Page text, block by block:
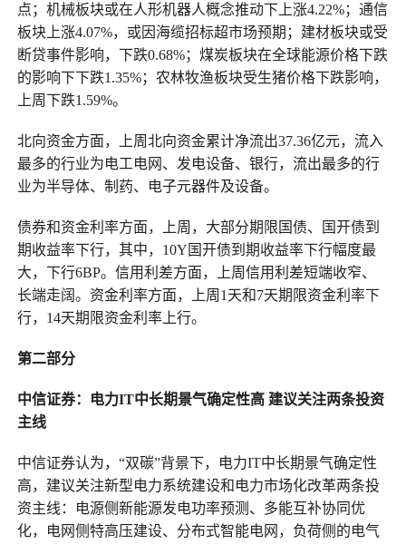
点；机械板块或在人形机器人概念推动下上涨4.22%；通信
板块上涨4.07%，或因海缆招标超市场预期；建材板块或受
断贷事件影响，下跌0.68%；煤炭板块在全球能源价格下跌
的影响下下跌1.35%；农林牧渔板块受生猪价格下跌影响，
上周下跌1.59%。
北向资金方面，上周北向资金累计净流出37.36亿元，流入
最多的行业为电工电网、发电设备、银行，流出最多的行
业为半导体、制药、电子元器件及设备。
债券和资金利率方面，上周，大部分期限国债、国开债到
期收益率下行，其中，10Y国开债到期收益率下行幅度最
大，下行6BP。信用利差方面，上周信用利差短端收窄、
长端走阔。资金利率方面，上周1天和7天期限资金利率下
行，14天期限资金利率上行。
第二部分
中信证券：电力IT中长期景气确定性高 建议关注两条投资
主线
中信证券认为，“双碳”背景下，电力IT中长期景气确定性
高，建议关注新型电力系统建设和电力市场化改革两条投
资主线：电源侧新能源发电功率预测、多能互补协同优
化，电网侧特高压建设、分布式智能电网，负荷侧的电气